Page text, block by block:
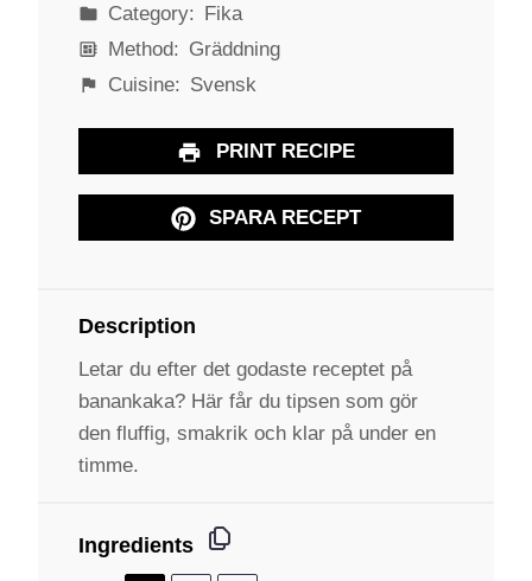
Category: Fika
Method: Gräddning
Cuisine: Svensk
PRINT RECIPE
SPARA RECEPT
Description
Letar du efter det godaste receptet på
banankaka? Här får du tipsen som gör
den fluffig, smakrik och klar på under en
timme.
Ingredients